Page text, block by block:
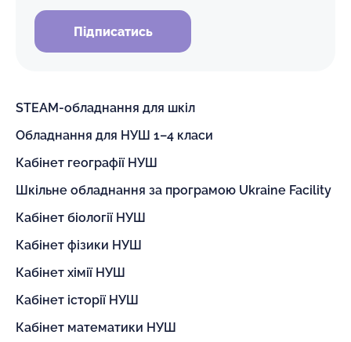
Підписатись
STEAM-обладнання для шкіл
Обладнання для НУШ 1–4 класи
Кабінет географії НУШ
Шкільне обладнання за програмою Ukraine Facility
Кабінет біології НУШ
Кабінет фізики НУШ
Кабінет хімії НУШ
Кабінет історії НУШ
Кабінет математики НУШ